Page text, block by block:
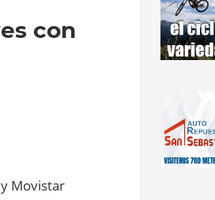
con
Movistar